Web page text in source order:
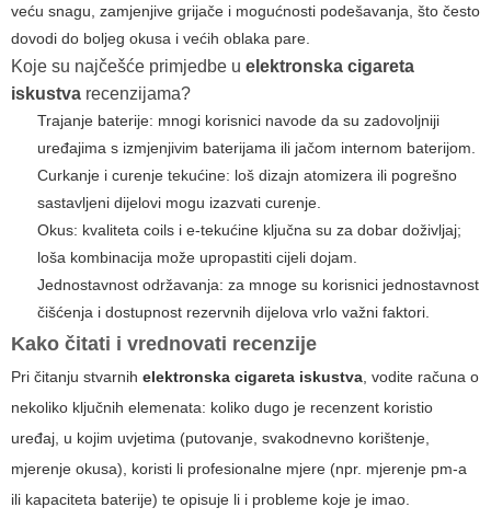
veću snagu, zamjenjive grijače i mogućnosti podešavanja, što često
dovodi do boljeg okusa i većih oblaka pare.
Koje su najčešće primjedbe u elektronska cigareta
iskustva recenzijama?
Trajanje baterije: mnogi korisnici navode da su zadovoljniji
uređajima s izmjenjivim baterijama ili jačom internom baterijom.
Curkanje i curenje tekućine: loš dizajn atomizera ili pogrešno
sastavljeni dijelovi mogu izazvati curenje.
Okus: kvaliteta coils i e-tekućine ključna su za dobar doživljaj;
loša kombinacija može upropastiti cijeli dojam.
Jednostavnost održavanja: za mnoge su korisnici jednostavnost
čišćenja i dostupnost rezervnih dijelova vrlo važni faktori.
Kako čitati i vrednovati recenzije
Pri čitanju stvarnih elektronska cigareta iskustva , vodite računa o
nekoliko ključnih elemenata: koliko dugo je recenzent koristio
uređaj, u kojim uvjetima (putovanje, svakodnevno korištenje,
mjerenje okusa), koristi li profesionalne mjere (npr. mjerenje pm-a
ili kapaciteta baterije) te opisuje li i probleme koje je imao.